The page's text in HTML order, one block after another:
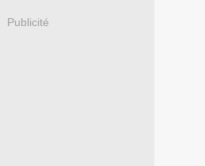
Publicité